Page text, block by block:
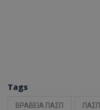
Tags
ΒΡΑΒΕΙΑ ΠΑΣΠ ΠΑΣΠ